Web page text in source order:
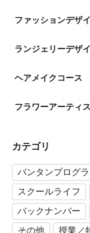
ファッションデザ
ランジェリーデザ
ヘアメイクコース
フラワーアーティ
カテゴリ
バンタンプログ
スクールライフ
バックナンバー
その他
授業／